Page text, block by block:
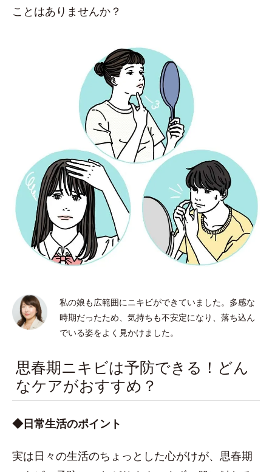
ことはありませんか？
私の娘も広範囲にニキビができていました。多感な
時期だったため、気持ちも不安定になり、落ち込ん
でいる姿をよく見かけました。
思春期ニキビは予防できる！どん
なケアがおすすめ？
◆日常生活のポイント
実は日々の生活のちょっとした心がけが、思春期